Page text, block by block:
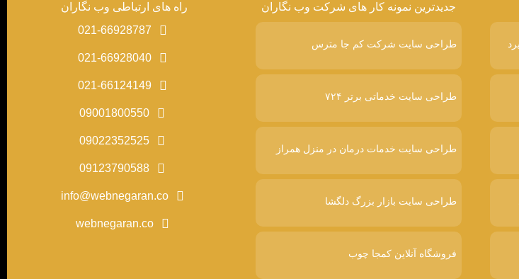
جدیدترین نمونه کار های شرکت وب نگاران
طراحی سایت شرکت کم جا مترس
طراحی سایت خدماتی برتر ۷۲۴
طراحی سایت خدمات درمان در منزل همراز
طراحی سایت بازار بزرگ دلگشا
فروشگاه آنلاین کمجا چوب
راه های ارتباطی وب نگاران
021-66928787
021-66928040
021-66124149
09001800550
09022352525
09123790588
info@webnegaran.co
webnegaran.co